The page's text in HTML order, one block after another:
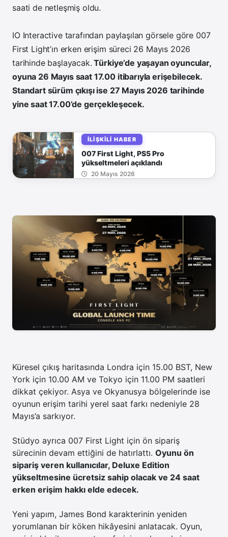
saati de netleşmiş oldu.
IO Interactive tarafından paylaşılan görsele göre 007
First Light’ın erken erişim süreci 26 Mayıs 2026
tarihinde başlayacak. Türkiye’de yaşayan oyuncular,
oyuna 26 Mayıs saat 17.00 itibarıyla erişebilecek.
Standart sürüm çıkışı ise 27 Mayıs 2026 tarihinde
yine saat 17.00’de gerçekleşecek.
İLIŞKILI HABER
007 First Light, PS5 Pro
yükseltmeleri açıklandı
20 Mayıs 2026
Küresel çıkış haritasında Londra için 15.00 BST, New
York için 10.00 AM ve Tokyo için 11.00 PM saatleri
dikkat çekiyor. Asya ve Okyanusya bölgelerinde ise
oyunun erişim tarihi yerel saat farkı nedeniyle 28
Mayıs’a sarkıyor.
Stüdyo ayrıca 007 First Light için ön sipariş
sürecinin devam ettiğini de hatırlattı. Oyunu ön
sipariş veren kullanıcılar, Deluxe Edition
yükseltmesine ücretsiz sahip olacak ve 24 saat
erken erişim hakkı elde edecek.
Yeni yapım, James Bond karakterinin yeniden
yorumlanan bir köken hikâyesini anlatacak. Oyun,